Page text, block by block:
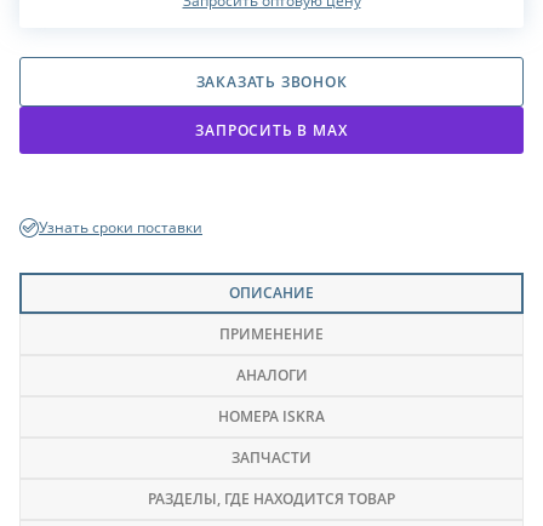
ЗАКАЗАТЬ ЗВОНОК
ЗАПРОСИТЬ В МАХ
Узнать сроки поставки
ОПИСАНИЕ
ПРИМЕНЕНИЕ
АНАЛОГИ
НОМЕРА ISKRA
ЗАПЧАСТИ
РАЗДЕЛЫ, ГДЕ НАХОДИТСЯ ТОВАР